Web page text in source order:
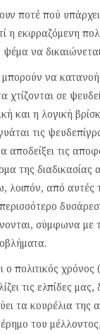
ποτέ πού
η εκφραζόμενη
να
μπορούν να
χτίζονται σε
και η λογική
τις
αποδείξει τις
της διαδικασίας
από αυτές
σύμφωνα με
ο πολιτικός
τις ελπίδες μας,
τα κουρέλια της
έρημο του